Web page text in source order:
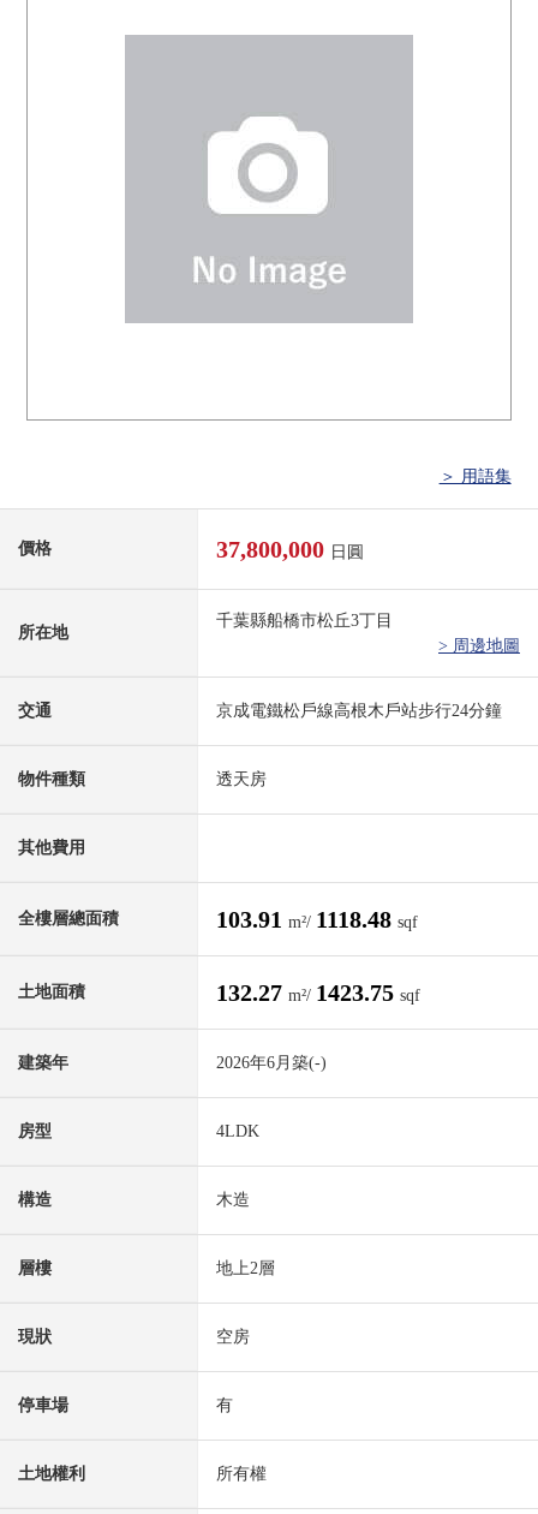
＞ 用語集
價格 37,800,000 日圓
所在地
千葉縣船橋市松丘3丁目
> 周邊地圖
交通 京成電鐵松戶線高根木戶站步行24分鐘
物件種類 透天房
其他費用
全樓層總面積 103.91 m²/ 1118.48 sqf
土地面積 132.27 m²/ 1423.75 sqf
建築年 2026年6月築(-)
房型 4LDK
構造 木造
層樓 地上2層
現狀 空房
停車場 有
土地權利 所有權